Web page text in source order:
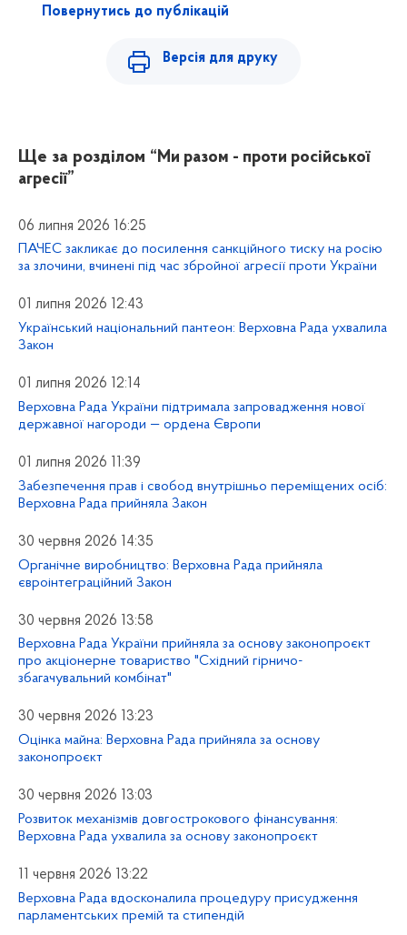
Повернутись до публікацій
Версія для друку
Ще за розділом “Ми разом - проти російської
агресії”
06 липня 2026 16:25
ПАЧЕС закликає до посилення санкційного тиску на росію
за злочини, вчинені під час збройної агресії проти України
01 липня 2026 12:43
Український національний пантеон: Верховна Рада ухвалила
Закон
01 липня 2026 12:14
Верховна Рада України підтримала запровадження нової
державної нагороди — ордена Європи
01 липня 2026 11:39
Забезпечення прав і свобод внутрішньо переміщених осіб:
Верховна Рада прийняла Закон
30 червня 2026 14:35
Органічне виробництво: Верховна Рада прийняла
євроінтеграційний Закон
30 червня 2026 13:58
Верховна Рада України прийняла за основу законопроєкт
про акціонерне товариство "Східний гірничо-
збагачувальний комбінат"
30 червня 2026 13:23
Оцінка майна: Верховна Рада прийняла за основу
законопроєкт
30 червня 2026 13:03
Розвиток механізмів довгострокового фінансування:
Верховна Рада ухвалила за основу законопроєкт
11 червня 2026 13:22
Верховна Рада вдосконалила процедуру присудження
парламентських премій та стипендій